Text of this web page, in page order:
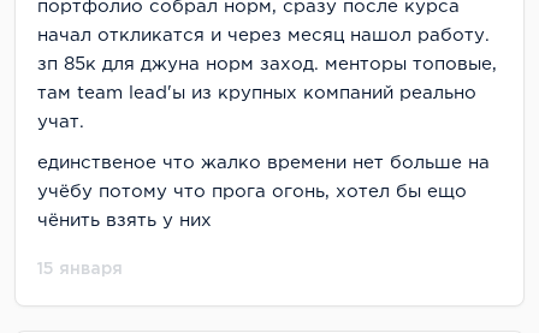
портфолио собрал норм, сразу после курса
начал откликатся и через месяц нашол работу.
зп 85к для джуна норм заход. менторы топовые,
там team lead'ы из крупных компаний реально
учат.
единственое что жалко времени нет больше на
учёбу потому что прога огонь, хотел бы ещо
чёнить взять у них
15 января